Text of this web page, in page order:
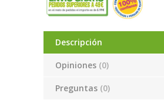
Descripción
Opiniones (0)
Preguntas (0)